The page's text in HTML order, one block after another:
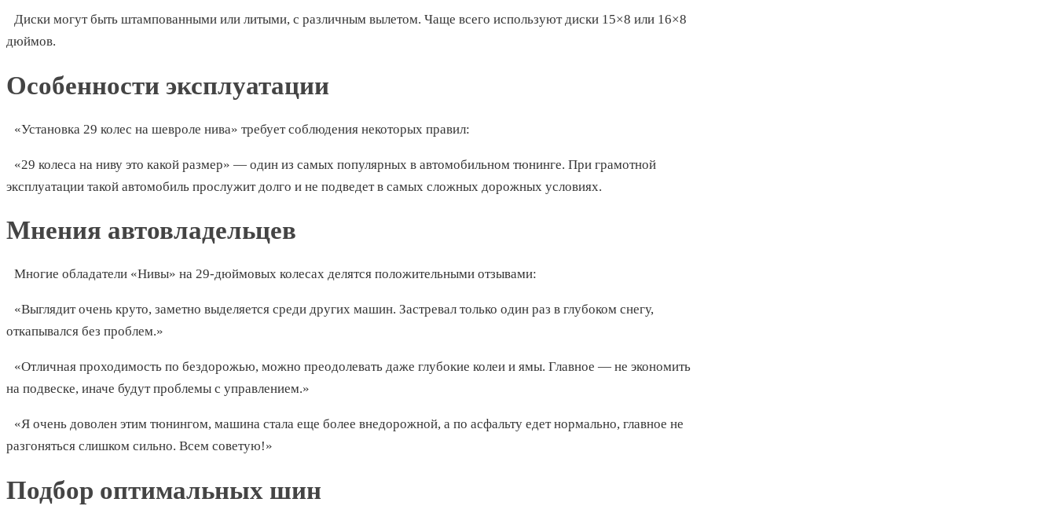
Диски могут быть штампованными или литыми, с различным вылетом. Чаще всего используют диски 15×8 или 16×8
дюймов.
Особенности эксплуатации
«Установка 29 колес на шевроле нива» требует соблюдения некоторых правил:
«29 колеса на ниву это какой размер» — один из самых популярных в автомобильном тюнинге. При грамотной
эксплуатации такой автомобиль прослужит долго и не подведет в самых сложных дорожных условиях.
Мнения автовладельцев
Многие обладатели «Нивы» на 29-дюймовых колесах делятся положительными отзывами:
«Выглядит очень круто, заметно выделяется среди других машин. Застревал только один раз в глубоком снегу,
откапывался без проблем.»
«Отличная проходимость по бездорожью, можно преодолевать даже глубокие колеи и ямы. Главное — не экономить
на подвеске, иначе будут проблемы с управлением.»
«Я очень доволен этим тюнингом, машина стала еще более внедорожной, а по асфальту едет нормально, главное не
разгоняться слишком сильно. Всем советую!»
Подбор оптимальных шин